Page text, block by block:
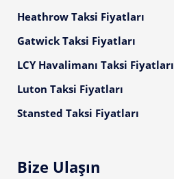
Heathrow Taksi Fiyatları
Gatwick Taksi Fiyatları
LCY Havalimanı Taksi Fiyatları
Luton Taksi Fiyatları
Stansted Taksi Fiyatları
Bize Ulaşın